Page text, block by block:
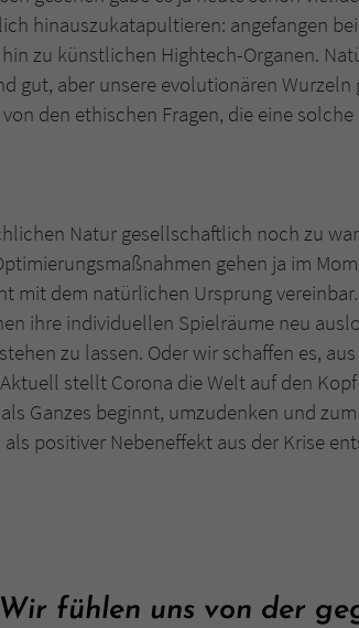
hinauszukatapultieren: angefangen
zu künstlichen Hightech-Organen.
gut, aber unsere evolutionären
den ethischen Fragen, die eine
Natur gesellschaftlich noch zu
gehen ja im
mit dem natürlichen Ursprung
ihre individuellen Spielräume neu
zu lassen. Oder wir schaffen es,
stellt Corona die Welt auf den
Ganzes beginnt, umzudenken und
positiver Nebeneffekt aus der Krise
Wir fühlen uns von der
Name
Anbieter Literatur-Couch
fe_typo_user
Anbieter Literatur-Couch
Laufzeit Session
Dieses Cookie
Webseite mit